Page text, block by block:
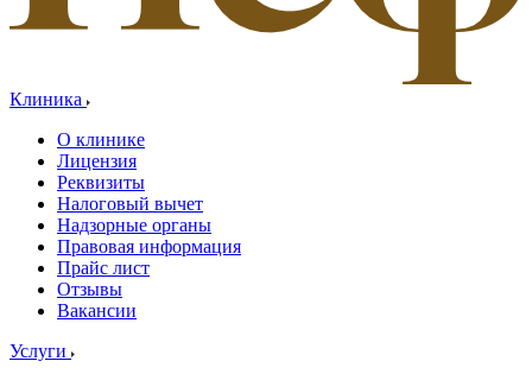
Клиника
О клинике
Лицензия
Реквизиты
Налоговый вычет
Надзорные органы
Правовая информация
Прайс лист
Отзывы
Вакансии
Услуги